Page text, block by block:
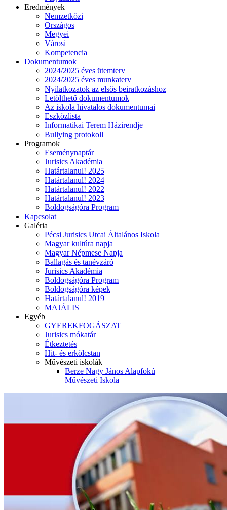
Eredmények
Nemzetközi
Országos
Megyei
Városi
Kompetencia
Dokumentumok
2024/2025 éves ütemterv
2024/2025 éves munkaterv
Nyilatkozatok az elsős beiratkozáshoz
Letölthető dokumentumok
Az iskola hivatalos dokumentumai
Eszközlista
Informatikai Terem Házirendje
Bullying protokoll
Programok
Eseménynaptár
Jurisics Akadémia
Határtalanul! 2025
Határtalanul! 2024
Határtalanul! 2022
Határtalanul! 2023
Boldogságóra Program
Kapcsolat
Galéria
Pécsi Jurisics Utcai Általános Iskola
Magyar kultúra napja
Magyar Népmese Napja
Ballagás és tanévzáró
Jurisics Akadémia
Boldogságóra Program
Boldogságóra képek
Határtalanul! 2019
MAJÁLIS
Egyéb
GYEREKFOGÁSZAT
Jurisics mókatár
Étkeztetés
Hit- és erkölcstan
Művészeti iskolák
Berze Nagy János Alapfokú
Művészeti Iskola